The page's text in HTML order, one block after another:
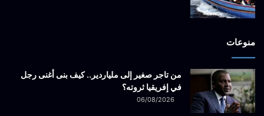
منوعات
من تاجر صغير إلى ملياردير.. كيف بنى أغنى رجل
في إفريقيا ثروته؟
06/08/2026